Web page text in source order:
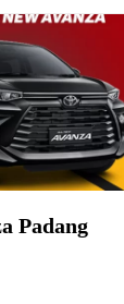
Padang